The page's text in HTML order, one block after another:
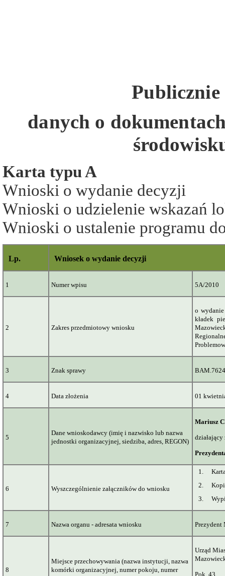
Publicznie
danych o
Karta typu A
Wnioski o wydanie decyzji
Wnioski o udzielenie wskazań
Wnioski o ustalenie programu
Lp. Wniosek o wydanie decyzji
1 Numer wpisu 5A/2010
2 Zakres przedmiotowy wniosku
o
kładek
3 Znak sprawy
4 Data złożenia 01
5
Dane wnioskodawcy (imię i nazwisko lub nazwa
jednostki organizacyjnej, siedziba, adres, REGON)
Mariusz
działający
6 Wyszczególnienie załączników do wniosku
1.
2.
3.
7 Nazwa organu - adresata wniosku Prezydent
8
Miejsce przechowywania (nazwa instytucji, nazwa
komórki organizacyjnej, numer pokoju, numer
Urząd
Pok. 43